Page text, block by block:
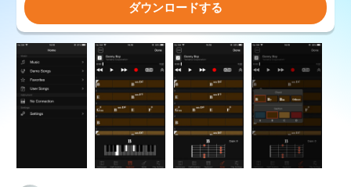
ダウンロードする